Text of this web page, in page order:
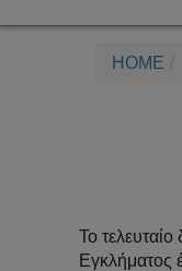
HOME
Το
Εγκλήματος